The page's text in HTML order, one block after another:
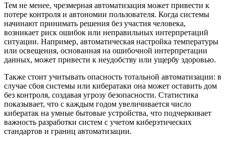
Тем не менее, чрезмерная автоматизация может привести к
потере контроля и автономии пользователя. Когда системы
начинают принимать решения без участия человека,
возникает риск ошибок или неправильных интерпретаций
ситуации. Например, автоматическая настройка температуры
или освещения, основанная на ошибочной интерпретации
данных, может привести к неудобству или ущербу здоровью.
Также стоит учитывать опасность тотальной автоматизации: в
случае сбоя системы или кибератаки она может оставить дом
без контроля, создавая угрозу безопасности. Статистика
показывает, что с каждым годом увеличивается число
кибератак на умные бытовые устройства, что подчеркивает
важность разработки систем с учетом киберэтических
стандартов и границ автоматизации.